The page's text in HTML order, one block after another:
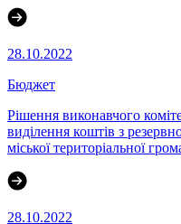
28.10.2022
Бюджет
Рішення виконавчого
виділення коштів з
міської територіальної
28.10.2022